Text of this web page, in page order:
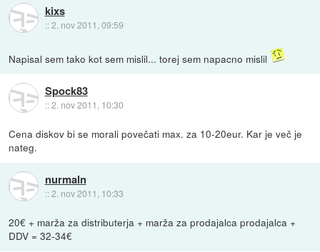
kixs
::2. nov 2011, 09:59
Napisal sem tako kot sem mislil... torej sem napacno mislil
Spock83
::2. nov 2011, 10:30
Cena diskov bi se morali povečati max. za 10-20eur. Kar je več je
nateg.
nurmaln
::2. nov 2011, 10:33
20€ + marža za distributerja + marža za prodajalca prodajalca +
DDV = 32-34€